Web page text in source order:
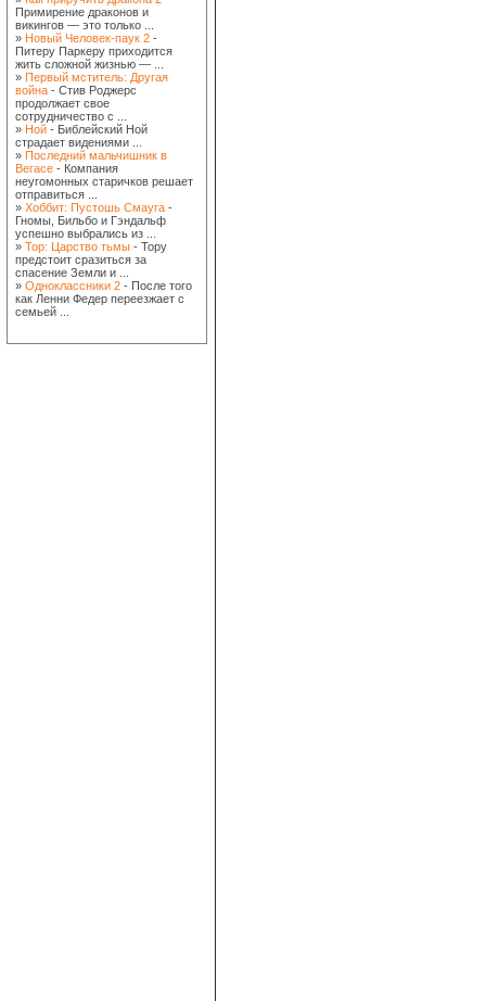
Примирение драконов и
викингов — это только ...
» Новый Человек-паук 2 -
Питеру Паркеру приходится
жить сложной жизнью — ...
» Первый мститель: Другая
война - Стив Роджерс
продолжает свое
сотрудничество с ...
» Ной - Библейский Ной
страдает видениями ...
» Последний мальчишник в
Вегасе - Компания
неугомонных старичков решает
отправиться ...
» Хоббит: Пустошь Смауга -
Гномы, Бильбо и Гэндальф
успешно выбрались из ...
» Тор: Царство тьмы - Тору
предстоит сразиться за
спасение Земли и ...
» Одноклассники 2 - После того
как Ленни Федер переезжает с
семьей ...